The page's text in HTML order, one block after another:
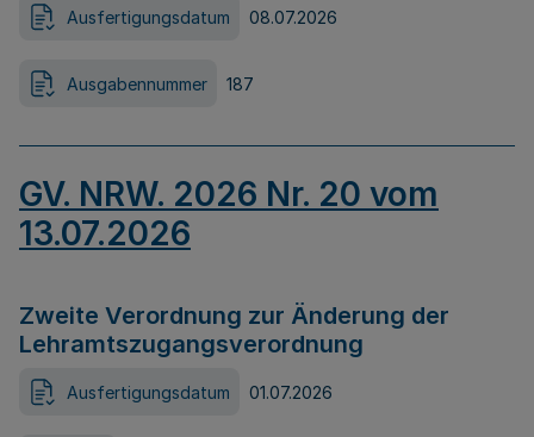
Ausfertigungsdatum 08.07.2026
Ausgabennummer 187
GV. NRW. 2026 Nr. 20 vom
13.07.2026
Zweite Verordnung zur Änderung der
Lehramtszugangsverordnung
Ausfertigungsdatum 01.07.2026